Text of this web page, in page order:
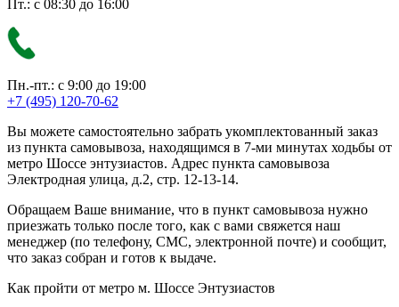
Пт.: с 08:30 до 16:00
Пн.-пт.: с 9:00 до 19:00
+7 (495) 120-70-62
Вы можете самостоятельно забрать укомплектованный заказ
из пункта самовывоза, находящимся в 7-ми минутах ходьбы от
метро Шоссе энтузиастов. Адрес пункта самовывоза
Электродная улица, д.2, стр. 12-13-14.
Обращаем Ваше внимание, что в пункт самовывоза нужно
приезжать только после того, как с вами свяжется наш
менеджер (по телефону, СМС, электронной почте) и сообщит,
что заказ собран и готов к выдаче.
Как пройти от метро м. Шоссе Энтузиастов